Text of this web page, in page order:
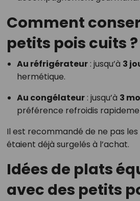
Comment
petits pois cuits ?
Au réfrigérateur: jusqu’à 3
hermétique.
Au congélateur: jusqu’à 3
préférence refroidis
Il est recommandé de ne pas les
étaient déjà surgelés à l’achat.
Idées de plats
avec des petits